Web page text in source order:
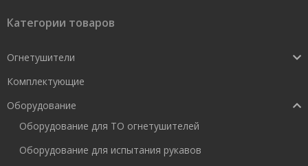
Категории товаров
Огнетушители
Комплектующие
Оборудование
Оборудование для ТО огнетушителей
Оборудование для испытания рукавов